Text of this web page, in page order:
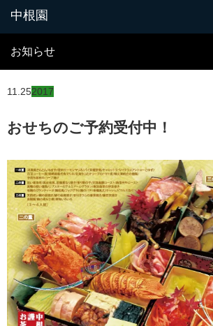
お知らせ
11.252017
おせちのご予約受付中！